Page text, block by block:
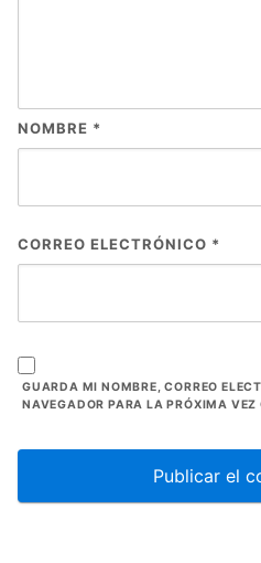
NOMBRE *
CORREO ELECTRÓNICO *
GUARDA MI NOMBRE, CORREO
NAVEGADOR PARA LA PRÓXIMA VEZ